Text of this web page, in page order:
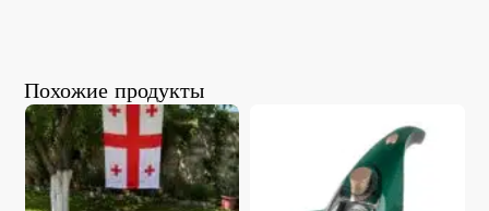
Похожие продукты